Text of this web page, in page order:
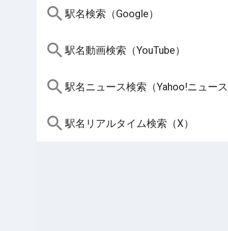
駅名検索（Google）
駅名動画検索（YouTube）
駅名ニュース検索（Yahoo!ニュー
駅名リアルタイム検索（X）